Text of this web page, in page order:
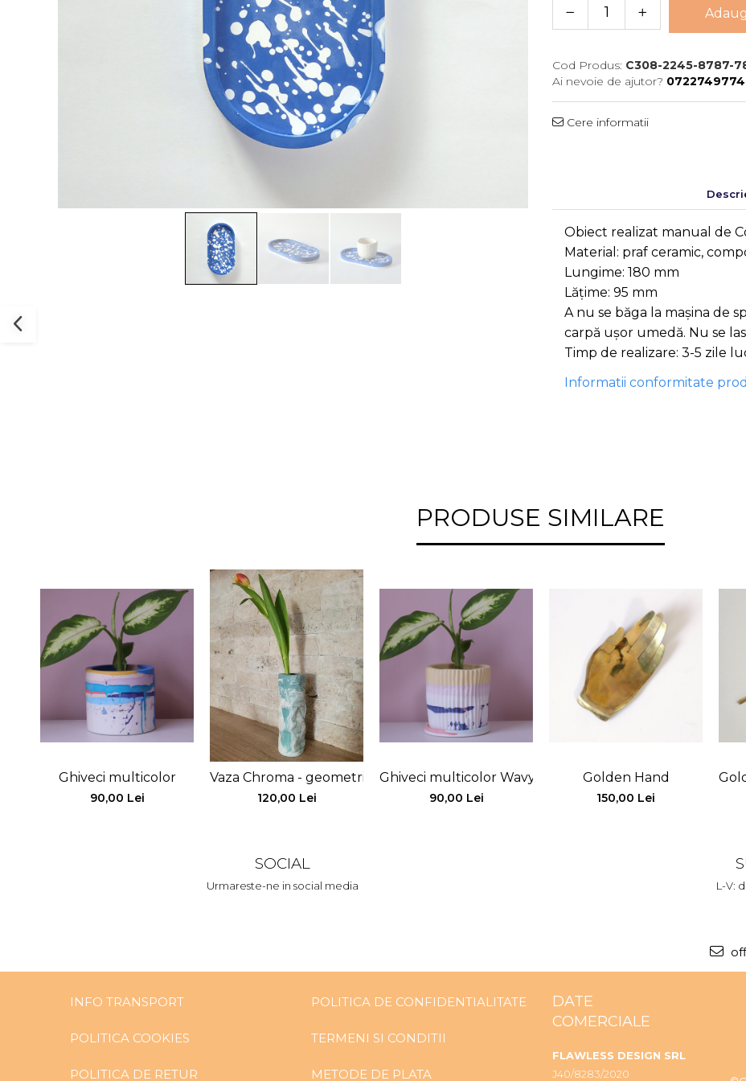
Cod Produs: C308-2245-8787-
Ai nevoie de ajutor? 0722749774
Cere informatii
Obiect realizat manual de
Material: praf ceramic,
Lungime: 180 mm
Lățime: 95 mm
A nu se băga la mașina de
carpă ușor umedă. Nu se
Timp de realizare: 3-5 zile
Informatii conformitate
PRODUSE SIMILARE
Ghiveci multicolor
90,00 Lei
Vaza Chroma - geometrica
120,00 Lei
Ghiveci multicolor Wavy
90,00 Lei
Golden Hand
150,00 Lei
SOCIAL
Urmareste-ne in social media L-V:
INFO TRANSPORT
POLITICA COOKIES
POLITICA DE RETUR
POLITICA DE CONFIDENTIALITATE
TERMENI SI CONDITII
METODE DE PLATA
DATE
COMERCIALE
FLAWLESS DESIGN SRL
J40/8283/2020